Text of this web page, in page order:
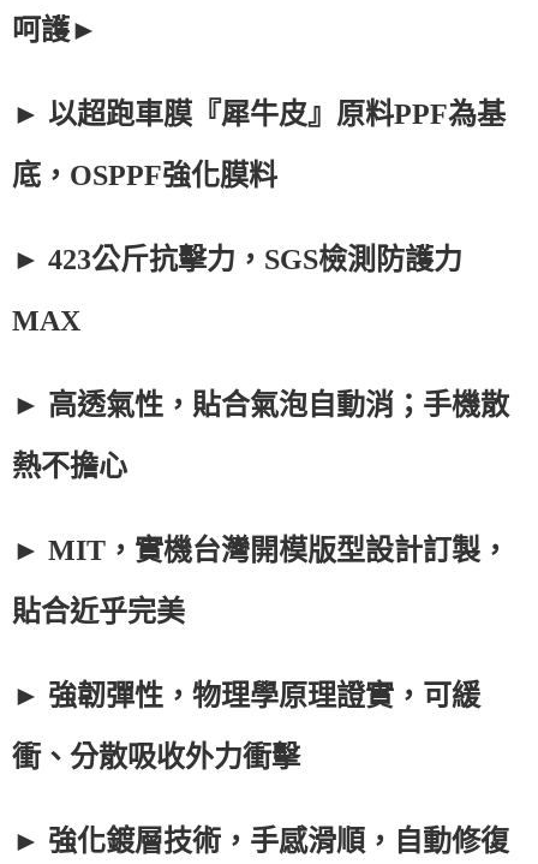
呵護►
► 以超跑車膜『犀牛皮』原料PPF為基
底，OSPPF強化膜料
► 423公斤抗擊力，SGS檢測防護力
MAX
► 高透氣性，貼合氣泡自動消；手機散
熱不擔心
► MIT，實機台灣開模版型設計訂製，
貼合近乎完美
► 強韌彈性，物理學原理證實，可緩
衝、分散吸收外力衝擊
► 強化鍍層技術，手感滑順，自動修復